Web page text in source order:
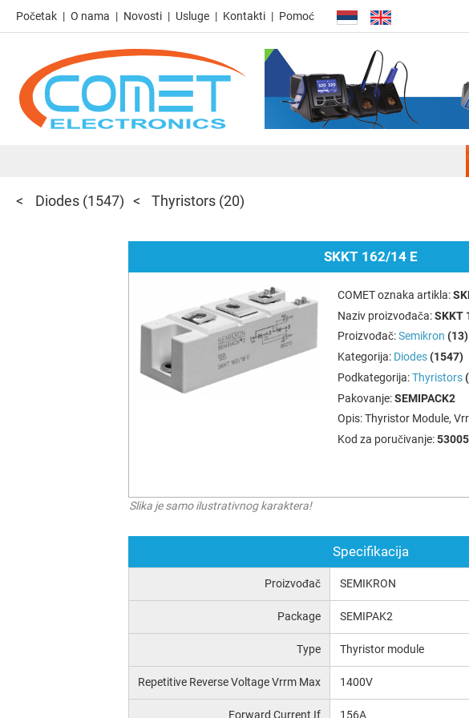
Početak O nama Novosti Usluge Kontakti Pomoć
Diodes (1547) Thyristors (20)
SKKT 162/14 E
COMET oznaka artikla:
Naziv proizvođača:SKKT
Proizvođač:Semikron (13)
Kategorija: Diodes (1547)
Podkategorija:Thyristors
Pakovanje:SEMIPACK2
Opis:Thyristor Module,
Kod za poručivanje:
Slika je samo ilustrativnog karaktera!
Specifikacija
Proizvođač SEMIKRON
Package SEMIPAK2
Type Thyristor module
Repetitive Reverse Voltage Vrrm Max 1400V
Forward Current If 156A